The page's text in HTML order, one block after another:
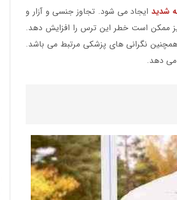
شدید ایجاد می شود. تجاوز جنسی و آزار و
ممکن است خطر این ترس را افزایش دهد.
نگرانی های پزشکی مرتبط می باشد.
دهد.